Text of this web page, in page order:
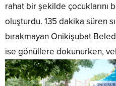
rahat bir şekilde
oluşturdu. 135 dakika süren
bırakmayan Onikişubat
ise gönüllere dokunurken,